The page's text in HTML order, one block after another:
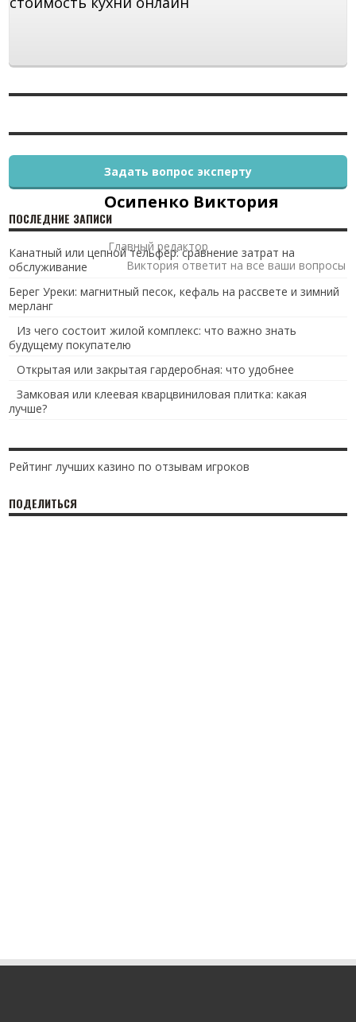
Осипенко Виктория
Главный редактор
Виктория ответит на все ваши вопросы
Задать вопрос эксперту
ПОСЛЕДНИЕ ЗАПИСИ
Канатный или цепной тельфер: сравнение затрат на
обслуживание
Берег Уреки: магнитный песок, кефаль на рассвете и зимний
мерланг
Из чего состоит жилой комплекс: что важно знать
будущему покупателю
Открытая или закрытая гардеробная: что удобнее
Замковая или клеевая кварцвиниловая плитка: какая
лучше?
Рейтинг лучших казино по отзывам игроков
ПОДЕЛИТЬСЯ